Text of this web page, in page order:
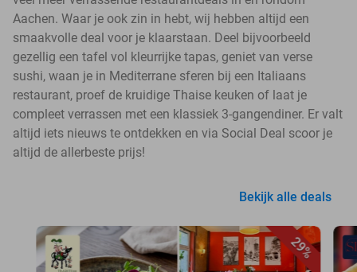
Aachen. Waar je ook zin in hebt, wij hebben altijd een
smaakvolle deal voor je klaarstaan. Deel bijvoorbeeld
gezellig een tafel vol kleurrijke tapas, geniet van verse
sushi, waan je in Mediterrane sferen bij een Italiaans
restaurant, proef de kruidige Thaise keuken of laat je
compleet verrassen met een klassiek 3-gangendiner. Er valt
altijd iets nieuws te ontdekken en via Social Deal scoor je
altijd de allerbeste prijs!
Bekijk alle deals
29%